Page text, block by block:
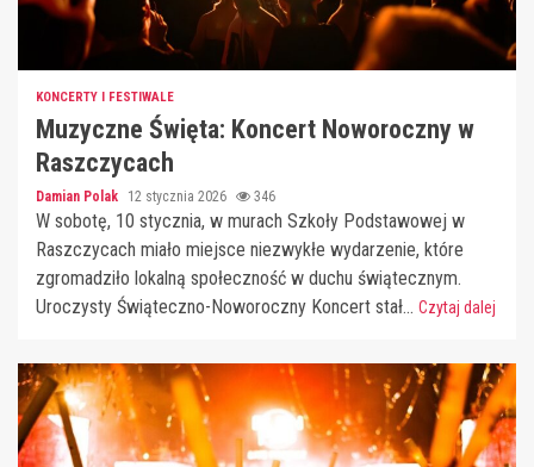
KONCERTY I FESTIWALE
Muzyczne Święta: Koncert Noworoczny w
Raszczycach
Damian Polak 12 stycznia 2026 346
W sobotę, 10 stycznia, w murach Szkoły Podstawowej w
Raszczycach miało miejsce niezwykłe wydarzenie, które
zgromadziło lokalną społeczność w duchu świątecznym.
Uroczysty Świąteczno-Noworoczny Koncert stał... Czytaj dalej